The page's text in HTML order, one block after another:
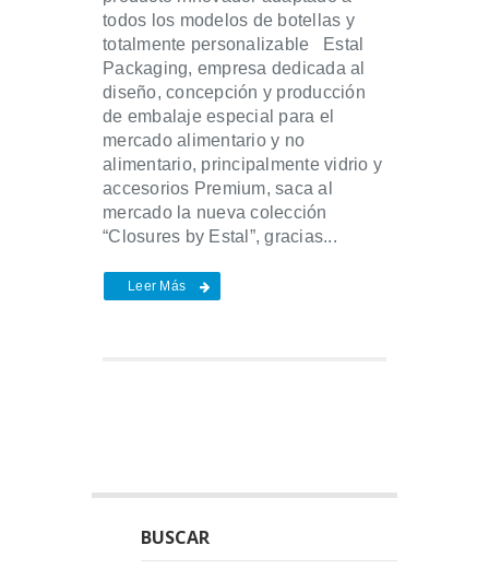
todos los modelos de botellas y
totalmente personalizable Estal
Packaging, empresa dedicada al
diseño, concepción y producción
de embalaje especial para el
mercado alimentario y no
alimentario, principalmente vidrio y
accesorios Premium, saca al
mercado la nueva colección
“Closures by Estal”, gracias...
Leer Más
BUSCAR